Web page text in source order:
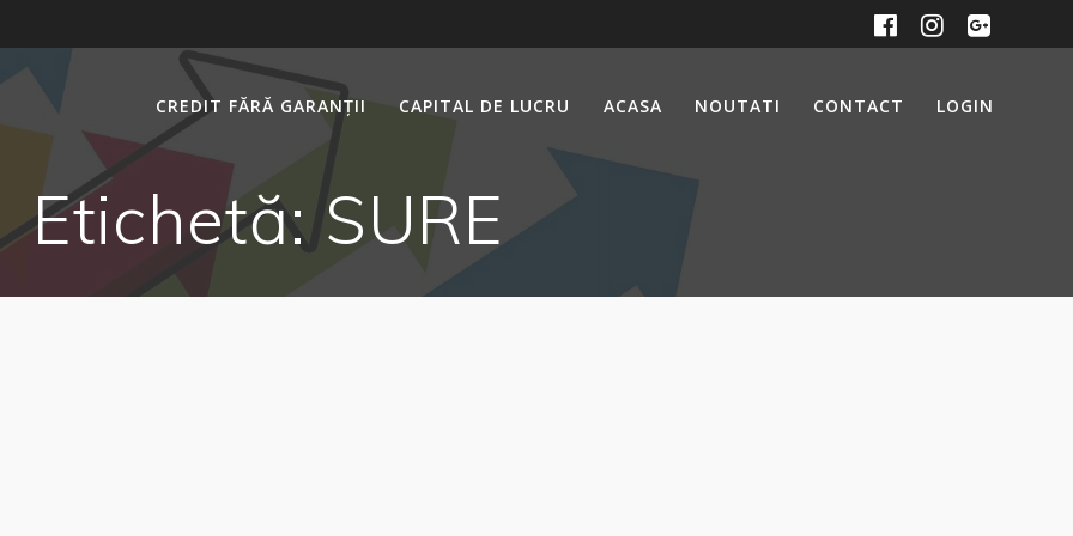
CREDIT FĂRĂ GARANȚII CAPITAL DE LUCRU ACASA NOUTATI CONTACT LOGIN
Etichetă: SURE